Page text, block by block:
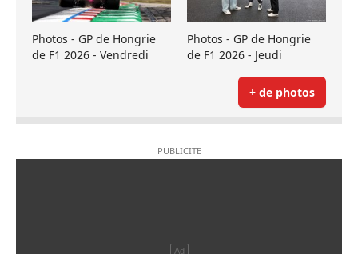
Photos - GP de Hongrie
de F1 2026 - Vendredi
Photos - GP de Hongrie
de F1 2026 - Jeudi
+ de photos